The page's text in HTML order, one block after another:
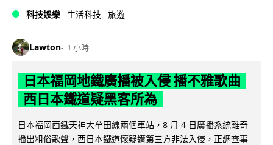
科技娛樂 生活科技 旅遊
Lawton 1 小時
日本福岡地鐵廣播被入侵 播不雅歌曲
西日本鐵道疑黑客所為
日本福岡西鐵天神大牟田線兩個車站，8 月 4 日廣播系統離奇
播出粗俗歌聲，西日本鐵道懷疑遭第三方非法入侵，正調查事